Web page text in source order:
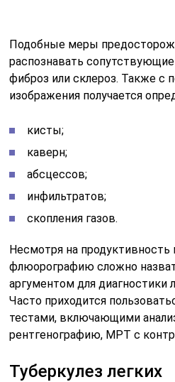
Подобные меры
распознавать
фиброз или склероз. Также
изображения получается
кисты;
каверн;
абсцессов;
инфильтратов;
скопления газов.
Несмотря на продуктивность
флюорографию сложно
аргументом для диагностики
Часто приходится
тестами, включающими
рентгенографию, МРТ с
Туберкулез легких